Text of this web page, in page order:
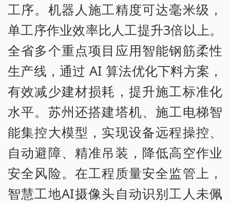
工序。机器人施工精度可达毫米级，
单工序作业效率比人工提升3倍以上。
全省多个重点项目应用智能钢筋柔性
生产线，通过 AI 算法优化下料方案，
有效减少建材损耗，提升施工标准化
水平。苏州还搭建塔机、施工电梯智
能集控大模型，实现设备远程操控、
自动避障、精准吊装，降低高空作业
安全风险。在工程质量安全监管上，
智慧工地AI摄像头自动识别工人未佩